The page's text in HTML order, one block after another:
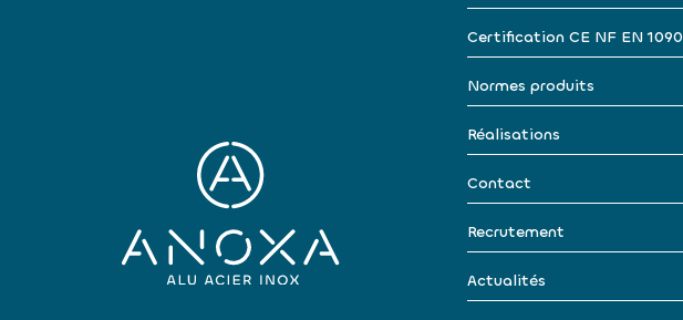
Certification CE NF EN 1090
Normes produits
Réalisations
Contact
Recrutement
Actualités